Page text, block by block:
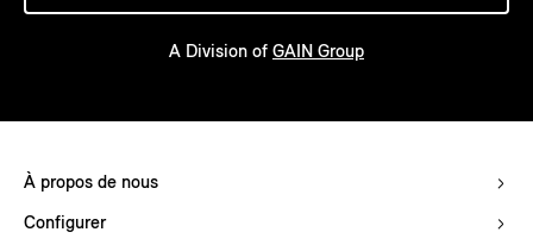
A Division of GAIN Group
À propos de nous
Configurer